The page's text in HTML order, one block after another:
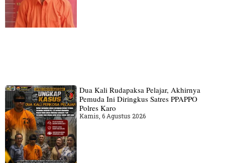
Dua Kali Rudapaksa Pelajar, Akhirnya
Pemuda Ini Diringkus Satres PPAPPO
Polres Karo
Kamis, 6 Agustus 2026